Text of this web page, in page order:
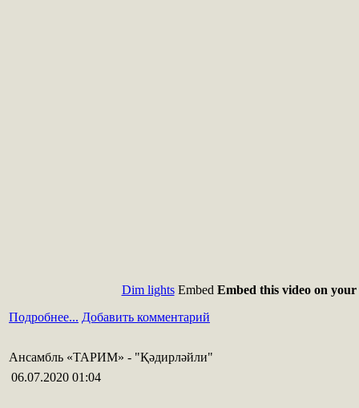
Dim lightsEmbed Embed this video on your
Подробнее... Добавить комментарий
Ансамбль «ТАРИМ» - "Қәдирләйли"
06.07.2020 01:04